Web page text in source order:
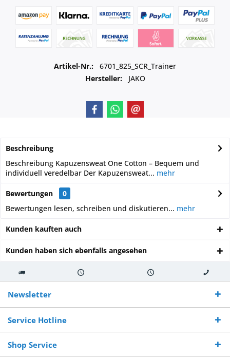
Artikel-Nr.:
6701_825_SCR_Trainer
Hersteller:
JAKO
Beschreibung
Beschreibung Kapuzensweat One Cotton – Bequem und
individuell veredelbar Der Kapuzensweat... mehr
Bewertungen
0
Bewertungen lesen, schreiben und diskutieren... mehr
Kunden kauften auch
Kunden haben sich ebenfalls angesehen
Kostenloser
Versand ab €
250,-
Versand innerhalb von Versand von So erreichen
Sie uns 0160
970 511 90
Newsletter
Service Hotline
Shop Service